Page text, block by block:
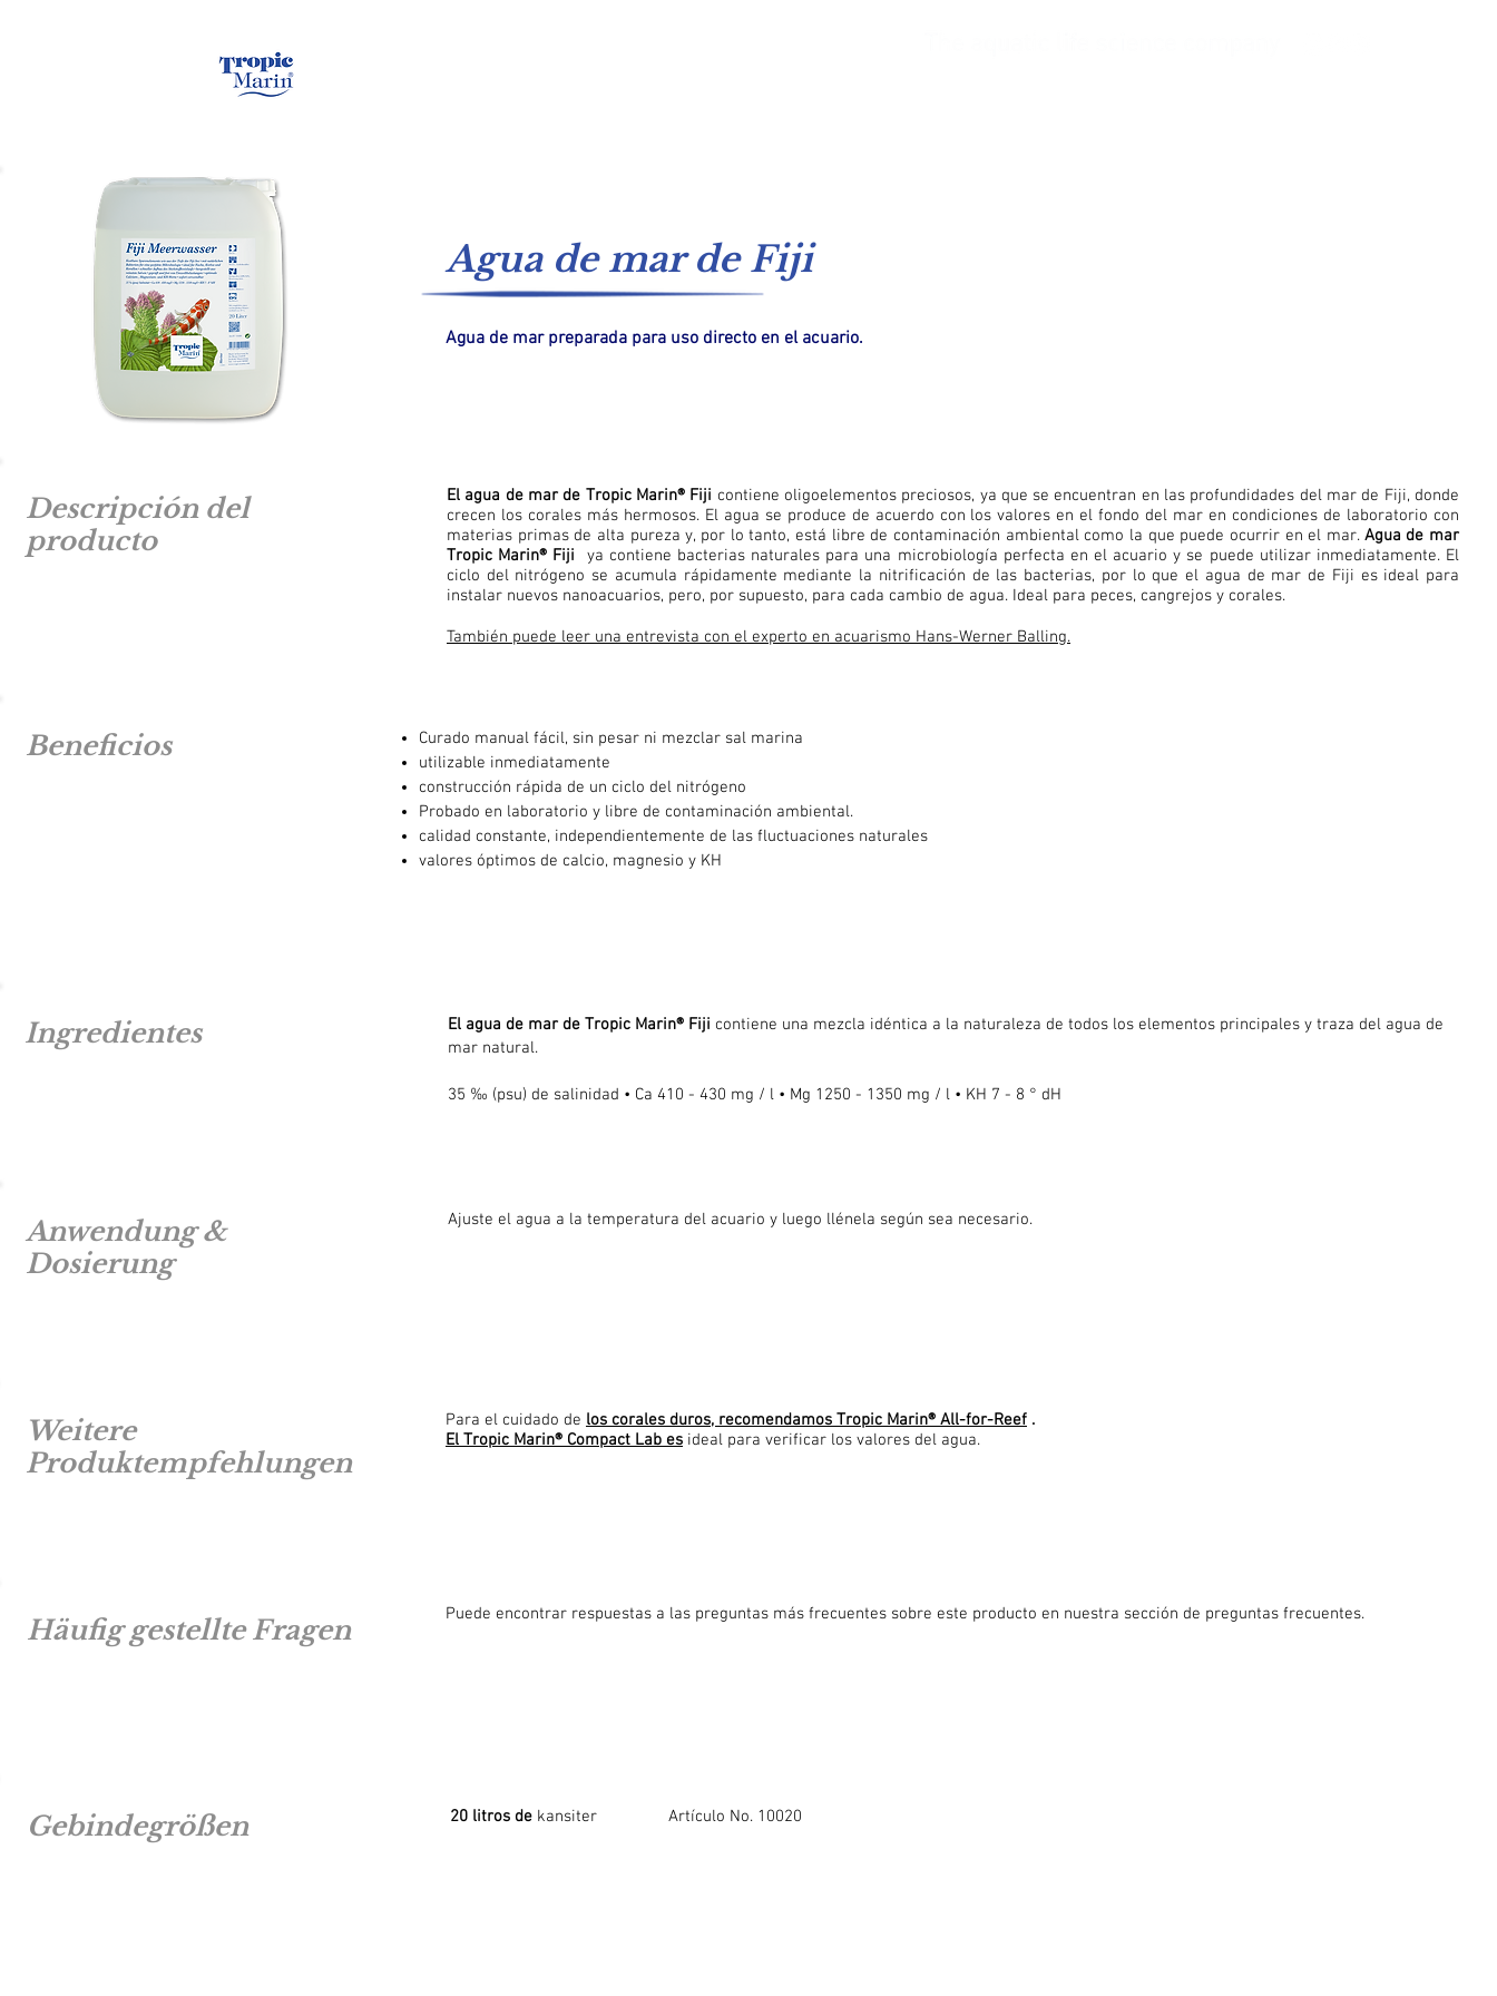
Agua de mar de Fiji
Agua de mar preparada para uso directo en el acuario.
Descripción del
producto
El agua de mar de Tropic Marin® Fiji contiene oligoelementos preciosos, ya que se encuentran en las profundidades del mar de Fiji, donde
crecen los corales más hermosos. El agua se produce de acuerdo con los valores en el fondo del mar en condiciones de laboratorio con
materias primas de alta pureza y, por lo tanto, está libre de contaminación ambiental como la que puede ocurrir en el mar. Agua de mar
Tropic Marin® Fiji
ya contiene bacterias naturales para una microbiología perfecta en el acuario y se puede utilizar inmediatamente. El
ciclo del nitrógeno se acumula rápidamente mediante la nitrificación de las bacterias, por lo que el agua de mar de Fiji es ideal para
instalar nuevos nanoacuarios, pero, por supuesto, para cada cambio de agua. Ideal para peces, cangrejos y corales.
También puede leer una entrevista con el experto en acuarismo Hans-Werner Balling.
Beneficios
Curado manual fácil, sin pesar ni mezclar sal marina
utilizable inmediatamente
construcción rápida de un ciclo del nitrógeno
Probado en laboratorio y libre de contaminación ambiental.
calidad constante, independientemente de las fluctuaciones naturales
valores óptimos de calcio, magnesio y KH
Ingredientes El agua de mar de Tropic Marin® Fiji contiene una mezcla idéntica a la naturaleza de todos los elementos principales y traza del agua de
mar natural.
35 ‰ (psu) de salinidad • Ca 410 - 430 mg / l • Mg 1250 - 1350 mg / l • KH 7 - 8 ° dH
Anwendung &
Dosierung
Ajuste el agua a la temperatura del acuario y luego llénela según sea necesario.
Weitere
Produktempfehlungen
Para el cuidado de los corales duros, recomendamos Tropic Marin® All-for-Reef .
El Tropic Marin® Compact Lab es ideal para verificar los valores del agua.
Häufig gestellte Fragen Puede encontrar respuestas a las preguntas más frecuentes sobre este producto en nuestra sección de preguntas frecuentes.
Gebindegrößen 20 litros de kansiter Artículo No. 10020